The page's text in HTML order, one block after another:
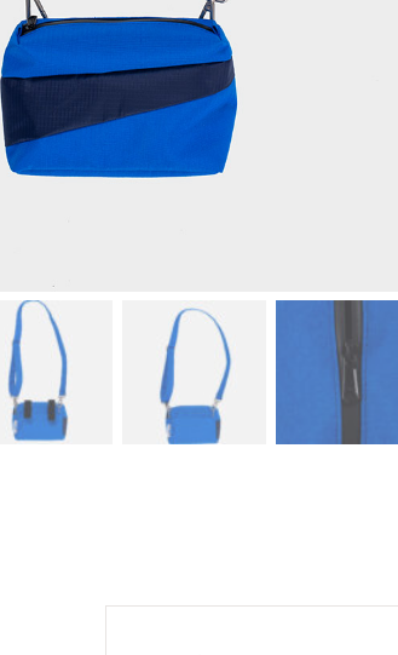
waard om even
gaan! Het
ook heel aardig